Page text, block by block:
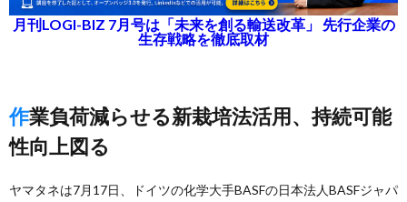
月刊LOGI-BIZ 7月号は「未来を創る輸送改革」 先行企業の
生存戦略を徹底取材
作業負荷減らせる新栽培法活用、持続可能
性向上図る
ヤマタネは7月17日、ドイツの化学大手BASFの日本法人BASFジャパ